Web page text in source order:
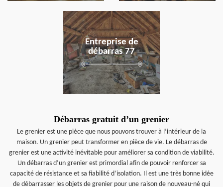
Entreprise de
débarras 77
en savoir plus
Débarras gratuit d’un grenier
Le grenier est une pièce que nous pouvons trouver à l’intérieur de la
maison. Un grenier peut transformer en pièce de vie. Le débarras de
grenier est une activité inévitable pour améliorer sa condition de viabilité.
Un débarras d’un grenier est primordial afin de pouvoir renforcer sa
capacité de résistance et sa fiabilité d’isolation. Il est une très bonne idée
de débarrasser les objets de grenier pour une raison de nouveau-né qui